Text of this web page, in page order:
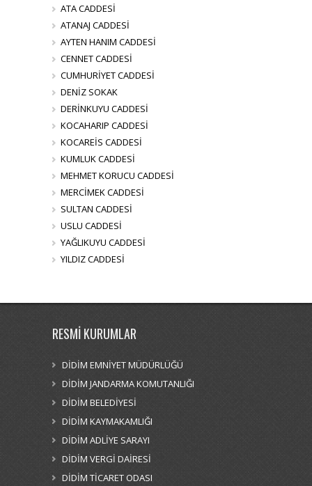
ATA CADDESİ
ATANAJ CADDESİ
AYTEN HANIM CADDESİ
CENNET CADDESİ
CUMHURİYET CADDESİ
DENİZ SOKAK
DERİNKUYU CADDESİ
KOCAHARIP CADDESİ
KOCAREİS CADDESİ
KUMLUK CADDESİ
MEHMET KORUCU CADDESİ
MERCİMEK CADDESİ
SULTAN CADDESİ
USLU CADDESİ
YAĞLIKUYU CADDESİ
YILDIZ CADDESİ
RESMİ KURUMLAR
DİDİM EMNİYET MÜDÜRLÜĞÜ
DİDİM JANDARMA KOMUTANLIĞI
DİDİM BELEDİYESİ
DİDİM KAYMAKAMLIĞI
DİDİM ADLİYE SARAYI
DİDİM VERGİ DAİRESİ
DİDİM TİCARET ODASI